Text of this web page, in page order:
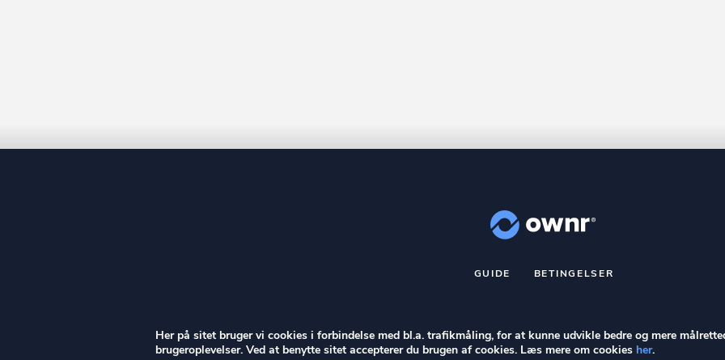
GUIDE BETINGELSER
Stationsparken 26. 2., 2600 Glostrup, info@ownr.dk
Her på sitet bruger vi cookies i forbindelse med bl.a. trafikmåling, for at kunne udvikle bedre og mere
brugeroplevelser. Ved at benytte sitet accepterer du brugen af cookies. Læs mere om cookies her.